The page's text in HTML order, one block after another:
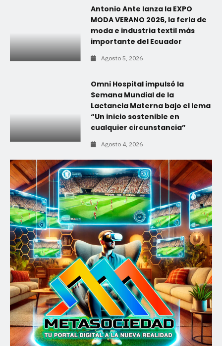
Antonio Ante lanza la EXPO
MODA VERANO 2026, la feria de
moda e industria textil más
importante del Ecuador
Agosto 5, 2026
Omni Hospital impulsó la
Semana Mundial de la
Lactancia Materna bajo el lema
“Un inicio sostenible en
cualquier circunstancia”
Agosto 4, 2026